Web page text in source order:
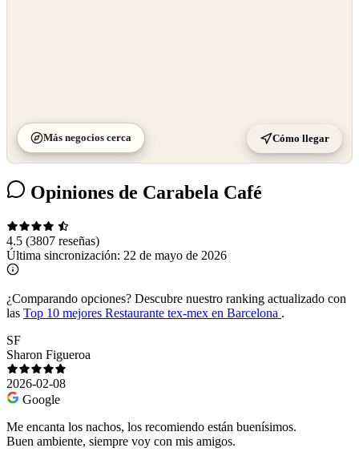
Más negocios cerca Cómo llegar
Opiniones de Carabela Café
4.5 (3807 reseñas)
Última sincronización: 22 de mayo de 2026
¿Comparando opciones? Descubre nuestro ranking actualizado con
las Top 10 mejores Restaurante tex-mex en Barcelona .
SF
Sharon Figueroa
2026-02-08
Google
Me encanta los nachos, los recomiendo están buenísimos.
Buen ambiente, siempre voy con mis amigos.